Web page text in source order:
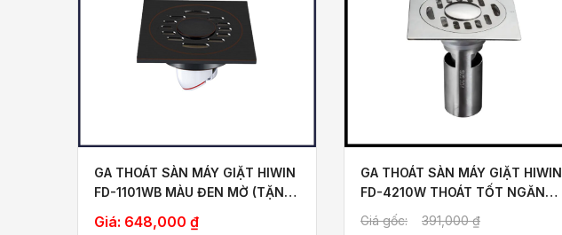
GA THOÁT SÀN MÁY GIẶT HIWIN
FD-1101WB MÀU ĐEN MỜ (TẶNG
Giá: 648,000 ₫
GA THOÁT SÀN MÁY GIẶT HIWIN
FD-4210W THOÁT TỐT NGĂN
MÙI TỐT
Giá gốc: 391,000₫